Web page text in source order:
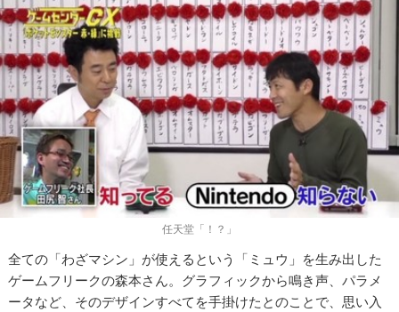
任天堂「！？」
全ての「わざマシン」が使えるという「ミュウ」を生み出した
ゲームフリークの森本さん。グラフィックから鳴き声、パラメ
ータなど、そのデザインすべてを手掛けたとのことで、思い入